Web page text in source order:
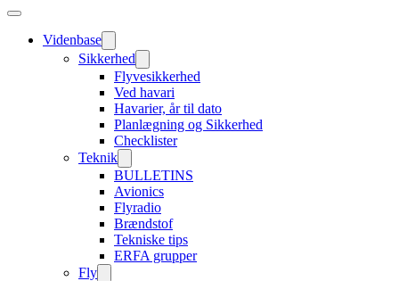
Videnbase
Sikkerhed
Flyvesikkerhed
Ved havari
Havarier, år til dato
Planlægning og Sikkerhed
Checklister
Teknik
BULLETINS
Avionics
Flyradio
Brændstof
Tekniske tips
ERFA grupper
Fly